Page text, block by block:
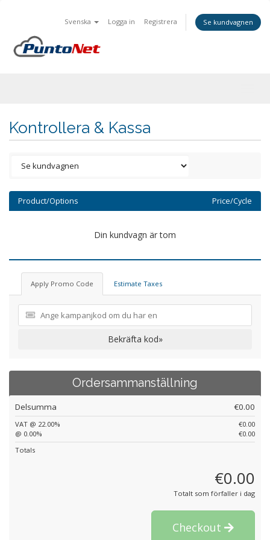
Svenska Logga in Registrera Se kundvagnen
Kontrollera & Kassa
Product/Options Price/Cycle
Din kundvagn är tom
Apply Promo Code Estimate Taxes
Bekräfta kod»
Ordersammanställning
Delsumma €0.00
VAT @ 22.00%
€0.00
@ 0.00%
€0.00
Totals
€0.00
Totalt som förfaller i dag
Checkout